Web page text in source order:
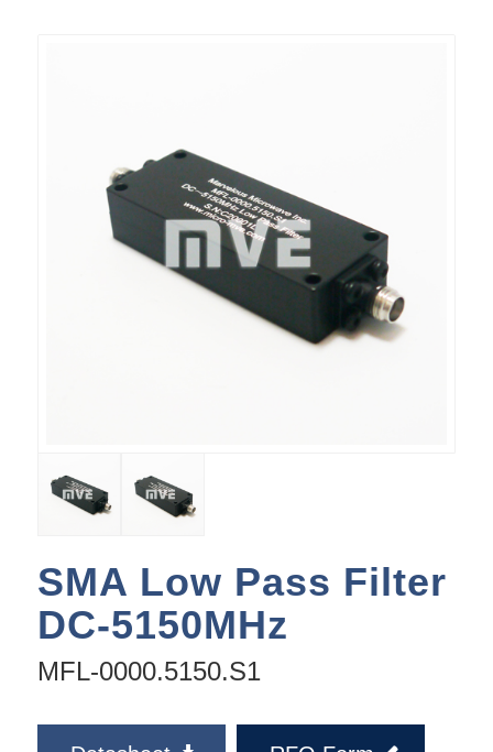
SMA Low Pass Filter
DC-5150MHz
MFL-0000.5150.S1